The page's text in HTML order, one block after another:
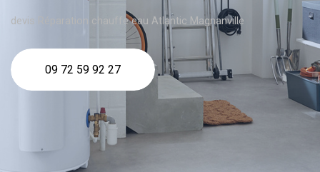
devis Réparation chauffe eau Atlantic Magnanville
09 72 59 92 27